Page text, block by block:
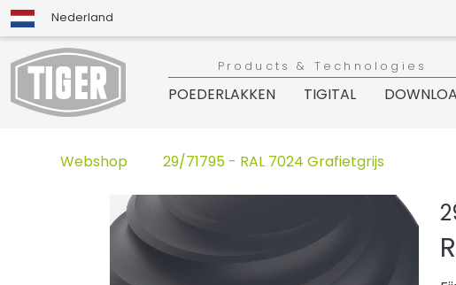
Nederland
Products & Technologies
POEDERLAKKEN TIGITAL
Webshop 29/71795 - RAL 7024 Grafietgrijs